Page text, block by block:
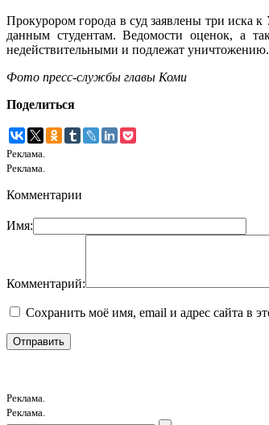
Прокурором города в суд заявлены три иска
данным студентам. Ведомости оценок, а
недействительными и подлежат уничтожению.
Фото пресс-службы главы Коми
Поделиться
Реклама.
Реклама.
Комментарии
Имя:
Комментарий:
Сохранить моё имя, email и адрес сайта в
Реклама.
Реклама.